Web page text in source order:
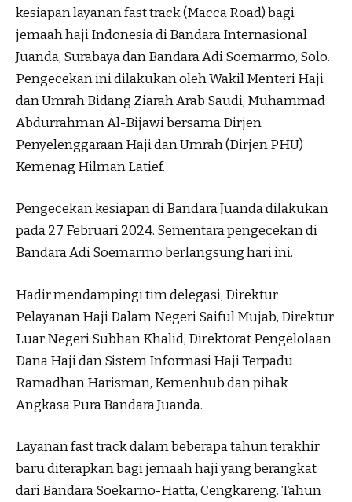
kesiapan layanan fast track (Macca Road) bagi
jemaah haji Indonesia di Bandara Internasional
Juanda, Surabaya dan Bandara Adi Soemarmo, Solo.
Pengecekan ini dilakukan oleh Wakil Menteri Haji
dan Umrah Bidang Ziarah Arab Saudi, Muhammad
Abdurrahman Al-Bijawi bersama Dirjen
Penyelenggaraan Haji dan Umrah (Dirjen PHU)
Kemenag Hilman Latief.
Pengecekan kesiapan di Bandara Juanda dilakukan
pada 27 Februari 2024. Sementara pengecekan di
Bandara Adi Soemarmo berlangsung hari ini.
Hadir mendampingi tim delegasi, Direktur
Pelayanan Haji Dalam Negeri Saiful Mujab, Direktur
Luar Negeri Subhan Khalid, Direktorat Pengelolaan
Dana Haji dan Sistem Informasi Haji Terpadu
Ramadhan Harisman, Kemenhub dan pihak
Angkasa Pura Bandara Juanda.
Layanan fast track dalam beberapa tahun terakhir
baru diterapkan bagi jemaah haji yang berangkat
dari Bandara Soekarno-Hatta, Cengkareng. Tahun